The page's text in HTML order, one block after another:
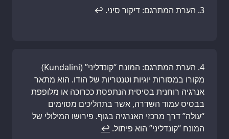
הערת המתרגם: דיקור סיני. ↩
הערת המתרגם: המונח “קונדליני” (Kundalini)
מקורו במסורות יוגיות וטנטריות של הודו. הוא מתאר
אנרגיה רוחנית בסיסית הנתפסת ככרוכה או מלופפת
בבסיס עמוד השדרה, אשר בתהליכים מסוימים
“עולה” דרך מרכזי האנרגיה בגוף. פירושו המילולי של
המונח “קונדליני” הוא פיתול. ↩